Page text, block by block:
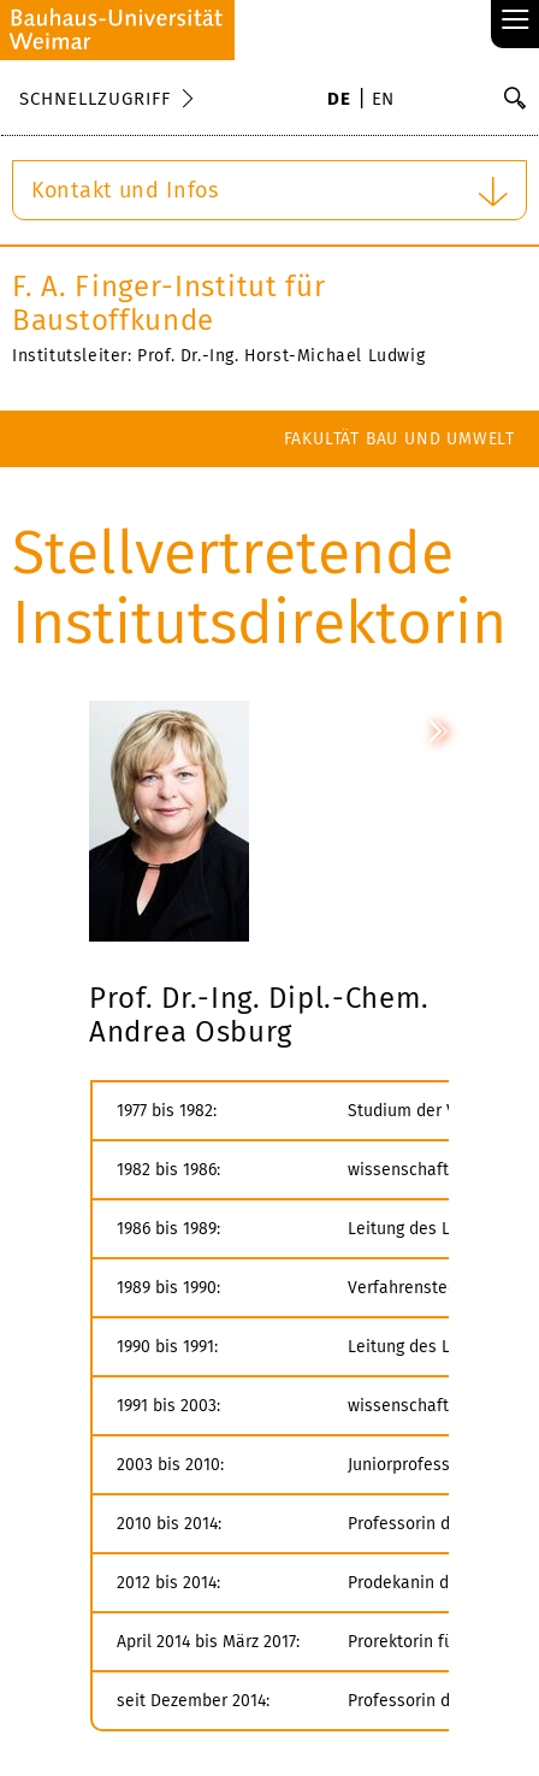
≡
SCHNELLZUGRIFF DE EN
Kontakt und Infos
F. A. Finger-Institut für
Baustoffkunde
Institutsleiter: Prof. Dr.-Ing. Horst-Michael Ludwig
FAKULTÄT BAU UND UMWELT
Stellvertretende
Institutsdirektorin
Prof. Dr.-Ing. Dipl.-Chem.
Andrea Osburg
1977 bis 1982: Studium der
1982 bis 1986: wissenschaftliche
1986 bis 1989: Leitung des Labors für
1989 bis 1990: Verfahrenstechnologin
1990 bis 1991: Leitung des Labors für
1991 bis 2003: wissenschaftliche
2003 bis 2010: Juniorprofessorin für
2010 bis 2014: Professorin der
2012 bis 2014: Prodekanin der
April 2014 bis März 2017: Prorektorin für
seit Dezember 2014: Professorin der